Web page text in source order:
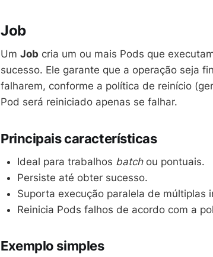
Job
Um Job cria um ou mais Pods que
sucesso. Ele garante que a operação seja
falharem, conforme a política de reinício
Pod será reiniciado apenas se falhar.
Principais características
Ideal para trabalhos batchou pontuais.
Persiste até obter sucesso.
Suporta execução paralela de múltiplas
Reinicia Pods falhos de acordo com a
Exemplo simples